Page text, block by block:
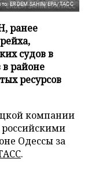
ERDEM SAHIN/EPA/ТАСС
ранее
судов в
в районе
ресурсов
компании
Одессы за
.